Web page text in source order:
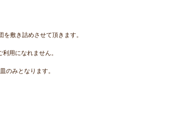
敷き詰めさせて頂きます。
用になれません。
のみとなります。